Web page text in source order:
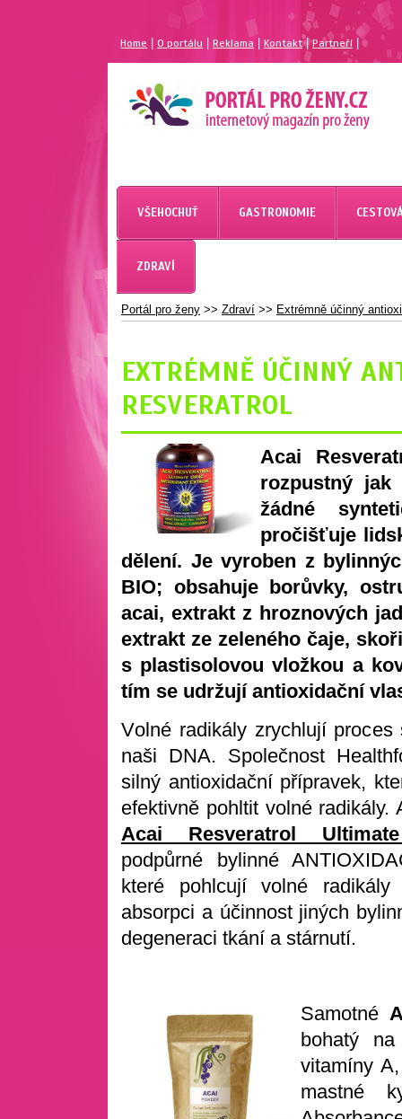
Home |O portálu Reklama Kontakt| Partneří
MAGAZÍN PRO ŽENY
PORTÁL PRO ŽENY.CZ
VŠEHOCHUŤ GASTRONOMIE
ZDRAVÍ
Portál pro ženy >> Zdraví >> Extrémně účinný
EXTRÉMNĚ ÚČINNÝ
RESVERATROL
Acai
rozpustný
žádné
pročišťuje
dělení. Je vyroben z
BIO; obsahuje borůvky,
acai, extrakt z hroznových
extrakt ze zeleného čaje,
s plastisolovou vložkou a
tím se udržují antioxidační
Volné radikály zrychlují
naši DNA. Společnost
silný antioxidační přípravek,
efektivně pohltit volné radikály.
Acai Resveratrol
podpůrné bylinné
které pohlcují volné
absorpci a účinnost jiných
degeneraci tkání a stárnutí.
Samotné
bohatý na
vitamíny
mastné